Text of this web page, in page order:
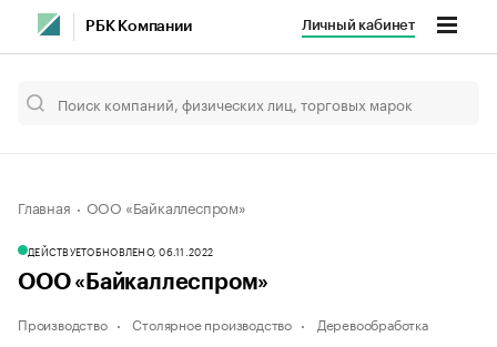
РБК Компании Личный кабинет
Главная ООО «Байкаллеспром»
ДЕЙСТВУЕТОБНОВЛЕНО, 06.11.2022
ООО «Байкаллеспром»
Производство Столярное производство Деревообработка